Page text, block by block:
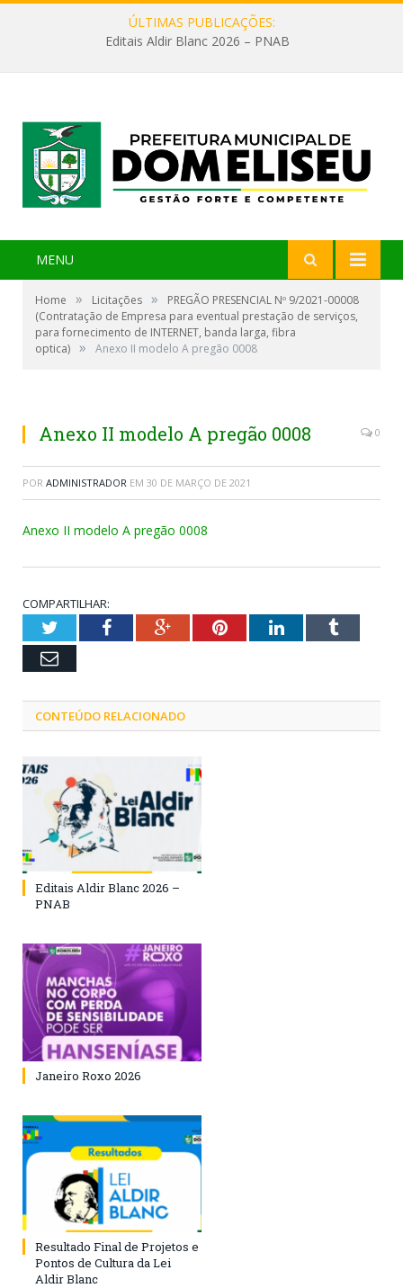
ÚLTIMAS PUBLICAÇÕES:
Editais Aldir Blanc 2026 – PNAB
MENU
Home » Licitações »
PREGÃO PRESENCIAL Nº 9/2021-00008
(Contratação de Empresa para eventual prestação de serviços,
para fornecimento de INTERNET, banda larga, fibra
optica) » Anexo II modelo A pregão 0008
Anexo II modelo A pregão 0008 0
POR ADMINISTRADOR EM 30 DE MARÇO DE 2021
Anexo II modelo A pregão 0008
COMPARTILHAR:
TwitterFacebookGoogle+PinterestLinkedInTumblr
Email
CONTEÚDO RELACIONADO
Editais Aldir Blanc 2026 –
PNAB
Janeiro Roxo 2026
Resultado Final de Projetos e
Pontos de Cultura da Lei
Aldir Blanc